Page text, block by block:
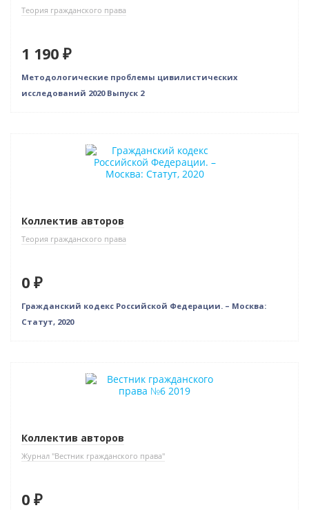
Теория гражданского права
1 190 ₽
Методологические проблемы цивилистических
исследований 2020 Выпуск 2
Нет в наличии
Коллектив авторов
Теория гражданского права
0 ₽
Гражданский кодекс Российской Федерации. – Москва:
Статут, 2020
Нет в наличии
Коллектив авторов
Журнал "Вестник гражданского права"
0 ₽